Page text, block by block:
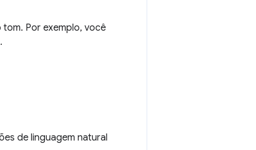
Por exemplo, você
de linguagem natural